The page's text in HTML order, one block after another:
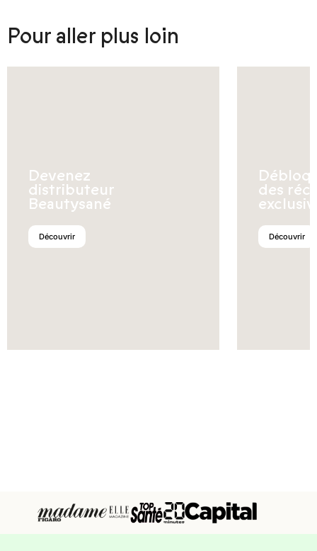
Pour aller plus loin
Devenez
distributeur
Beautysané
Découvrir
des
Découvrir